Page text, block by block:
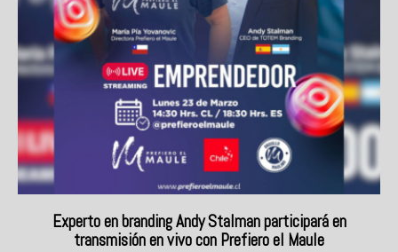
Experto en branding Andy Stalman participará en
transmisión en vivo con Prefiero el Maule